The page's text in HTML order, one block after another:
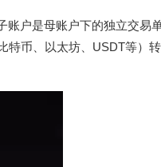
账户是母账户下的独立交易
特币、以太坊、USDT等）